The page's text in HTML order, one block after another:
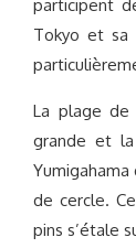
participent
Tokyo et sa
La plage de
grande et
de cercle.
pins s’étale